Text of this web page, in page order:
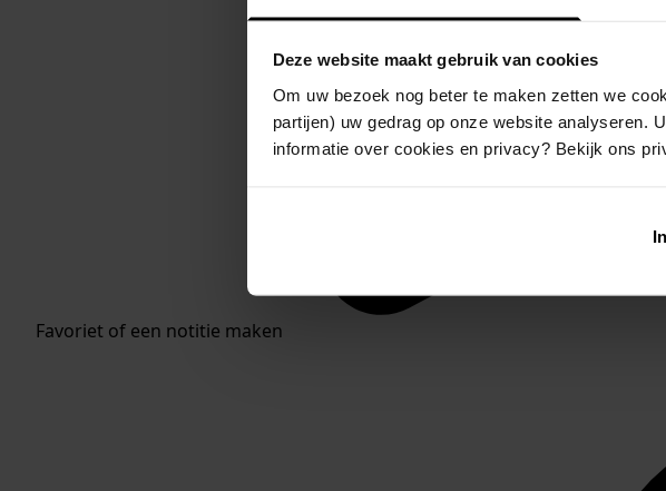
Deze website maakt gebruik van cookies
Om uw bezoek nog beter te maken zetten we
partijen) uw gedrag op onze website analyseren.
informatie over cookies en privacy? Bekijk ons
Favoriet of een notitie maken